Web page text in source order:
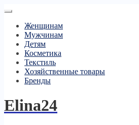
Женщинам
Мужчинам
Детям
Косметика
Текстиль
Хозяйственные товары
Бренды
Elina24